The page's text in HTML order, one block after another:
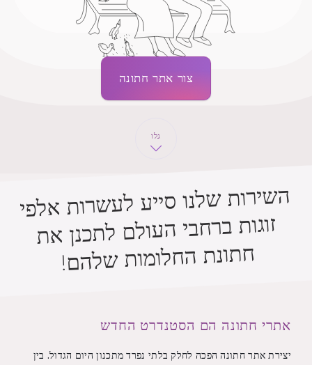
צור אתר חתונה
גלו
השירות שלנו סייע לעשרות אלפי
זוגות ברחבי העולם לתכנן את
חתונת החלומות שלהם!
אתרי חתונה הם הסטנדרט החדש
יצירת אתר חתונה הפכה לחלק בלתי נפרד מתכנון היום הגדול. בין